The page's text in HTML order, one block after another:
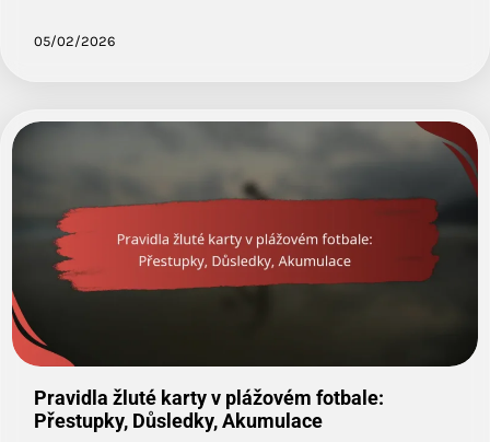
05/02/2026
Pravidla žluté karty v plážovém fotbale:
Přestupky, Důsledky, Akumulace